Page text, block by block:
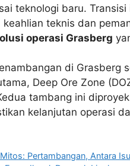
teknologi baru.
teknis dan
operasi Grasberg
di Grasberg
Deep Ore Zone
tambang ini
kelanjutan operasi
Pertambangan, Antara